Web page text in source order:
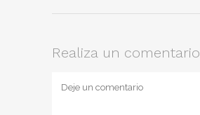
Realiza un comentario